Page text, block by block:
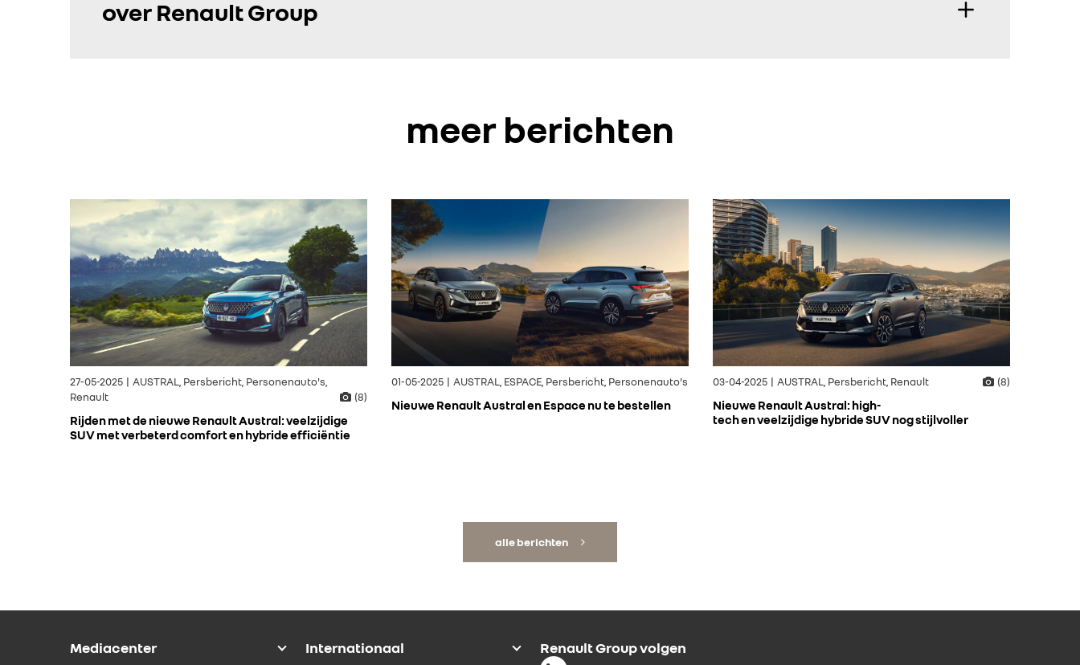
over Renault Group
meer berichten
27-05-2025 | AUSTRAL, Persbericht, Personenauto's,
Renault
(8)
Rijden met de nieuwe Renault Austral: veelzijdige
SUV met verbeterd comfort en hybride efficiëntie
01-05-2025 | AUSTRAL, ESPACE, Persbericht, Personenauto's
Nieuwe Renault Austral en Espace nu te bestellen
03-04-2025 | AUSTRAL, Persbericht, Renault (8)
Nieuwe Renault Austral: high-
tech en veelzijdige hybride SUV nog stijlvoller
alle berichten
Mediacenter Internationaal Renault Group volgen